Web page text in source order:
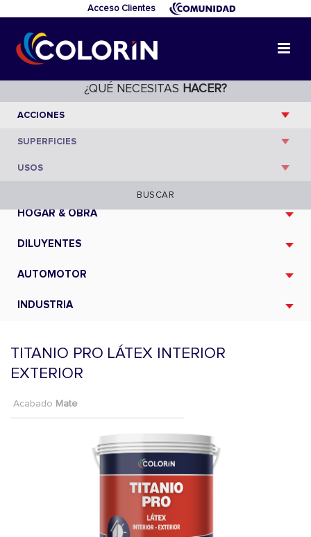
Acceso Clientes
¿QUÉ NECESITAS HACER?
BUSCAR
HOGAR & OBRA
DILUYENTES
AUTOMOTOR
INDUSTRIA
TITANIO PRO LÁTEX INTERIOR
EXTERIOR
Acabado Mate